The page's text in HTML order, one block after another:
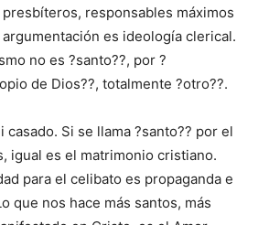
responsables máximos
es ideología clerical.
no es ?santo??, por ?
de Dios??, totalmente ?otro??.
casado. Si se llama ?santo?? por el
igual es el matrimonio cristiano.
para el celibato es propaganda e
que nos hace más santos, más